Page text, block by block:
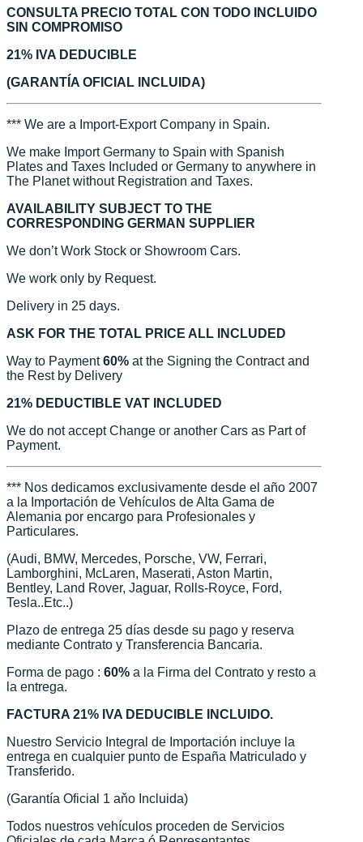
CONSULTA PRECIO TOTAL CON TODO INCLUIDO
SIN COMPROMISO
21% IVA DEDUCIBLE
(GARANTÍA OFICIAL INCLUIDA)
*** We are a Import-Export Company in Spain.
We make Import Germany to Spain with Spanish
Plates and Taxes Included or Germany to anywhere in
The Planet without Registration and Taxes.
AVAILABILITY SUBJECT TO THE
CORRESPONDING GERMAN SUPPLIER
We don’t Work Stock or Showroom Cars.
We work only by Request.
Delivery in 25 days.
ASK FOR THE TOTAL PRICE ALL INCLUDED
Way to Payment60% at the Signing the Contract and
the Rest by Delivery
21% DEDUCTIBLE VAT INCLUDED
We do not accept Change or another Cars as Part of
Payment.
*** Nos dedicamos exclusivamente desde el año 2007
a la Importación de Vehículos de Alta Gama de
Alemania por encargo para Profesionales y
Particulares.
(Audi, BMW, Mercedes, Porsche, VW, Ferrari,
Lamborghini, McLaren, Maserati, Aston Martin,
Bentley, Land Rover, Jaguar, Rolls-Royce, Ford,
Tesla..Etc..)
Plazo de entrega 25 días desde su pago y reserva
mediante Contrato y Transferencia Bancaria.
Forma de pago : 60% a la Firma del Contrato y resto a
la entrega.
FACTURA 21% IVA DEDUCIBLE INCLUIDO.
Nuestro Servicio Integral de Importación incluye la
entrega en cualquier punto de España Matriculado y
Transferido.
(Garantía Oficial 1 aňo Incluida)
Todos nuestros vehículos proceden de Servicios